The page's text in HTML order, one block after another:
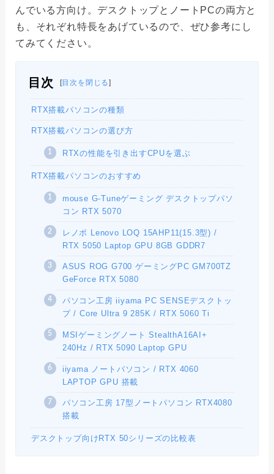
んでいる方向け。デスクトップとノートPCの両方と
も、それぞれ特長をあげているので、ぜひ参考にし
てみてください。
目次 [目次を閉じる]
RTX搭載パソコンの種類
RTX搭載パソコンの選び方
RTXの性能を引き出すCPUを選ぶ
RTX搭載パソコンのおすすめ
mouse G-Tuneゲーミング デスクトップパソ
コン RTX 5070
レノボ Lenovo LOQ 15AHP11(15.3型) /
RTX 5050 Laptop GPU 8GB GDDR7
ASUS ROG G700 ゲーミングPC GM700TZ
GeForce RTX 5080
パソコン工房 iiyama PC SENSEデスクトッ
プ / Core Ultra 9 285K / RTX 5060 Ti
MSIゲーミングノート StealthA16AI+
240Hz / RTX 5090 Laptop GPU
iiyama ノートパソコン / RTX 4060
LAPTOP GPU 搭載
パソコン工房 17型ノートパソコン RTX4080
搭載
デスクトップ向けRTX 50シリーズの比較表